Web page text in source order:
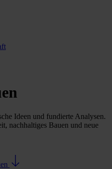
Ideen und fundierte Analysen.
nachhaltiges Bauen und neue